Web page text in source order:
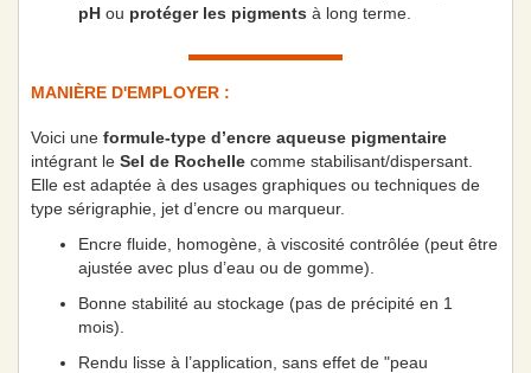
pH ou protéger les pigments à long terme.
MANIÈRE D'EMPLOYER :
Voici une formule-type d’encre aqueuse pigmentaire
intégrant le Sel de Rochelle comme stabilisant/dispersant.
Elle est adaptée à des usages graphiques ou techniques de
type sérigraphie, jet d’encre ou marqueur.
Encre fluide, homogène, à viscosité contrôlée (peut être
ajustée avec plus d’eau ou de gomme).
Bonne stabilité au stockage (pas de précipité en 1
mois).
Rendu lisse à l’application, sans effet de "peau